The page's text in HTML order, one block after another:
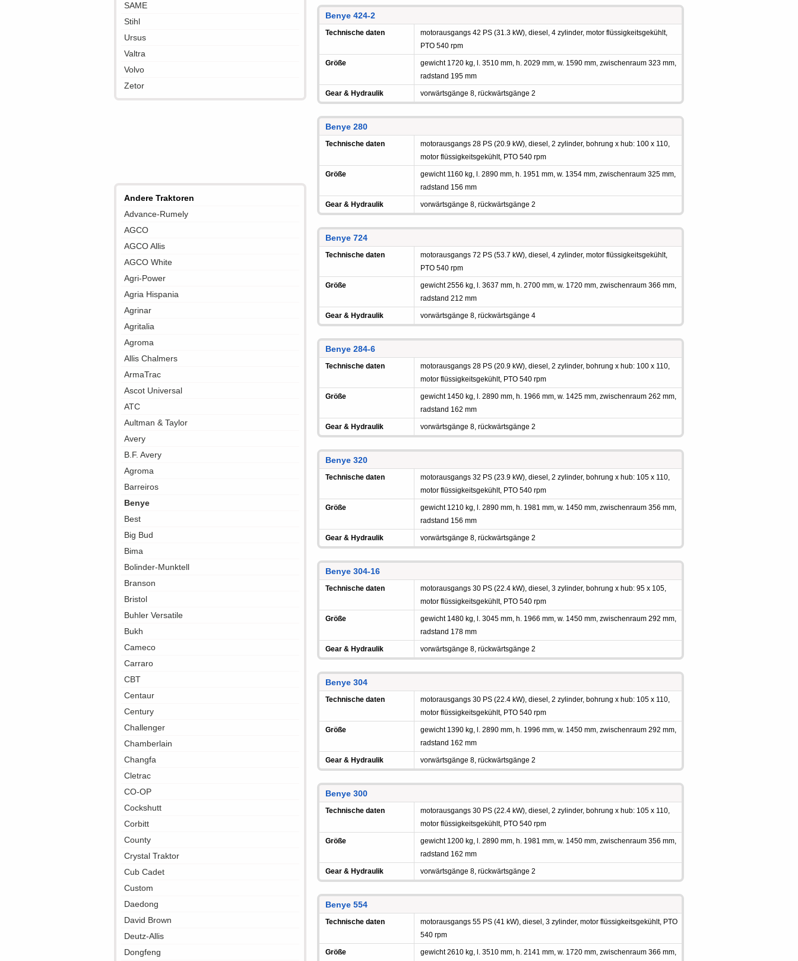
SAME
Stihl
Ursus
Valtra
Volvo
Zetor
Andere Traktoren
Advance-Rumely
AGCO
AGCO Allis
AGCO White
Agri-Power
Agria Hispania
Agrinar
Agritalia
Agroma
Allis Chalmers
ArmaTrac
Ascot Universal
ATC
Aultman & Taylor
Avery
B.F. Avery
Agroma
Barreiros
Benye
Best
Big Bud
Bima
Bolinder-Munktell
Branson
Bristol
Buhler Versatile
Bukh
Cameco
Carraro
CBT
Centaur
Century
Challenger
Chamberlain
Changfa
Cletrac
CO-OP
Cockshutt
Corbitt
County
Crystal Traktor
Cub Cadet
Custom
Daedong
David Brown
Deutz-Allis
Dongfeng
Benye 424-2
Technische daten
motorausgangs 42 PS (31.3 kW), diesel, 4 zylinder, motor flüssigkeitsgekühlt,
PTO 540 rpm
Größe
gewicht 1720 kg, l. 3510 mm, h. 2029 mm, w. 1590 mm, zwischenraum 323 mm,
radstand 195 mm
Gear & Hydraulik vorwärtsgänge 8, rückwärtsgänge 2
Benye 280
Technische daten
motorausgangs 28 PS (20.9 kW), diesel, 2 zylinder, bohrung x hub: 100 x 110,
motor flüssigkeitsgekühlt, PTO 540 rpm
Größe
gewicht 1160 kg, l. 2890 mm, h. 1951 mm, w. 1354 mm, zwischenraum 325 mm,
radstand 156 mm
Gear & Hydraulik vorwärtsgänge 8, rückwärtsgänge 2
Benye 724
Technische daten
motorausgangs 72 PS (53.7 kW), diesel, 4 zylinder, motor flüssigkeitsgekühlt,
PTO 540 rpm
Größe
gewicht 2556 kg, l. 3637 mm, h. 2700 mm, w. 1720 mm, zwischenraum 366 mm,
radstand 212 mm
Gear & Hydraulik vorwärtsgänge 8, rückwärtsgänge 4
Benye 284-6
Technische daten
motorausgangs 28 PS (20.9 kW), diesel, 2 zylinder, bohrung x hub: 100 x 110,
motor flüssigkeitsgekühlt, PTO 540 rpm
Größe
gewicht 1450 kg, l. 2890 mm, h. 1966 mm, w. 1425 mm, zwischenraum 262 mm,
radstand 162 mm
Gear & Hydraulik vorwärtsgänge 8, rückwärtsgänge 2
Benye 320
Technische daten
motorausgangs 32 PS (23.9 kW), diesel, 2 zylinder, bohrung x hub: 105 x 110,
motor flüssigkeitsgekühlt, PTO 540 rpm
Größe
gewicht 1210 kg, l. 2890 mm, h. 1981 mm, w. 1450 mm, zwischenraum 356 mm,
radstand 156 mm
Gear & Hydraulik vorwärtsgänge 8, rückwärtsgänge 2
Benye 304-16
Technische daten
motorausgangs 30 PS (22.4 kW), diesel, 3 zylinder, bohrung x hub: 95 x 105,
motor flüssigkeitsgekühlt, PTO 540 rpm
Größe
gewicht 1480 kg, l. 3045 mm, h. 1966 mm, w. 1450 mm, zwischenraum 292 mm,
radstand 178 mm
Gear & Hydraulik vorwärtsgänge 8, rückwärtsgänge 2
Benye 304
Technische daten
motorausgangs 30 PS (22.4 kW), diesel, 2 zylinder, bohrung x hub: 105 x 110,
motor flüssigkeitsgekühlt, PTO 540 rpm
Größe
gewicht 1390 kg, l. 2890 mm, h. 1996 mm, w. 1450 mm, zwischenraum 292 mm,
radstand 162 mm
Gear & Hydraulik vorwärtsgänge 8, rückwärtsgänge 2
Benye 300
Technische daten
motorausgangs 30 PS (22.4 kW), diesel, 2 zylinder, bohrung x hub: 105 x 110,
motor flüssigkeitsgekühlt, PTO 540 rpm
Größe
gewicht 1200 kg, l. 2890 mm, h. 1981 mm, w. 1450 mm, zwischenraum 356 mm,
radstand 162 mm
Gear & Hydraulik vorwärtsgänge 8, rückwärtsgänge 2
Benye 554
Technische daten
motorausgangs 55 PS (41 kW), diesel, 3 zylinder, motor flüssigkeitsgekühlt, PTO
540 rpm
Größe gewicht 2610 kg, l. 3510 mm, h. 2141 mm, w. 1720 mm, zwischenraum 366 mm,